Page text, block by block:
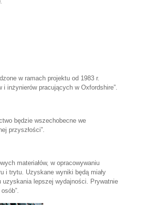
w ramach projektu od 1983 r.
inżynierów pracujących w Oxfordshire”.
będzie wszechobecne we
przyszłości”.
materiałów, w opracowywaniu
i trytu. Uzyskane wyniki będą miały
uzyskania lepszej wydajności. Prywatnie